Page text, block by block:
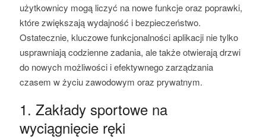
użytkownicy mogą liczyć na nowe funkcje oraz poprawki,
które zwiększają wydajność i bezpieczeństwo.
Ostatecznie, kluczowe funkcjonalności aplikacji nie tylko
usprawniają codzienne zadania, ale także otwierają drzwi
do nowych możliwości i efektywnego zarządzania
czasem w życiu zawodowym oraz prywatnym.
1. Zakłady sportowe na
wyciągnięcie ręki